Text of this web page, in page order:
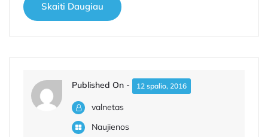
Skaiti Daugiau
Published On - 12 spalio, 2016
valnetas
Naujienos